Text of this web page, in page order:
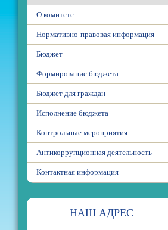
О комитете
Нормативно-правовая информация
Бюджет
Формирование бюджета
Бюджет для граждан
Исполнение бюджета
Контрольные мероприятия
Антикоррупционная деятельность
Контактная информация
НАШ АДРЕС